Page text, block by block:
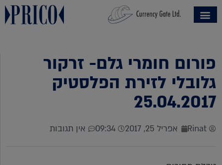
פורום חומרי גלם- זרקור
גלובלי לזירת הפלסטיק
25.04.2017
Rinat אפריל 25, 2017 09:34 אין תגובות